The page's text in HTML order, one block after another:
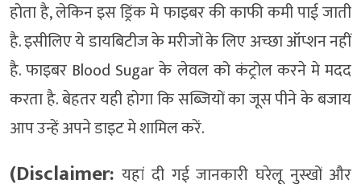
होता है, लेकिन इस ड्रिंक मे फाइबर की काफी कमी पाई जाती
है. इसीलिए ये डायबिटीज के मरीजों के लिए अच्छा ऑप्शन नहीं
है. फाइबर Blood Sugar के लेवल को कंट्रोल करने मे मदद
करता है. बेहतर यही होगा कि सब्जियों का जूस पीने के बजाय
आप उन्हें अपने डाइट मे शामिल करें.
(Disclaimer: यहां दी गई जानकारी घरेलू नुस्खों और